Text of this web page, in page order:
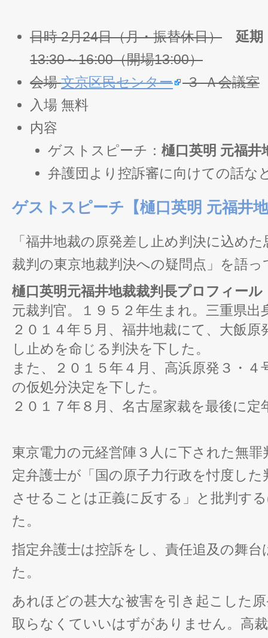
日時 2月24日（月・振替休日）
延期
13:30～16:00（開場13:00）
会場文京区民センター
３-Ａ会議室
入場 無料
内容
ゲストスピーチ： 樋口英明 元福井
弁護団より控訴審に向けての話な
ゲストスピーチ【樋口英明 元福井
「福井地裁の原発差し止め判決に込め
裁判の東京地裁判決への疑問点」を語
樋口英明元福井地裁裁判長プロフィール
元裁判官。１９５２年生まれ。三重県出
２０１４年５月、福井地裁にて、大飯原
し止めを命じる判決を下した。
また、２０１５年４月、高浜原発３・
の仮処分決定を下した。
２０１７年８月、名古屋家裁を最後に定
東京電力の元経営陣３人に下された無
定弁護士が「国の原子力行政を忖度し
させることは正義に反する」と批判す
た。
指定弁護士は控訴をし、責任追及の舞
た。
あれほどの甚大な被害を引き起こした
取らなくていいはずがありません。高